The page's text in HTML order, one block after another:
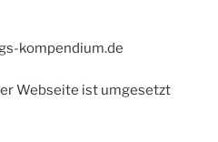
kompendium.de
Webseite ist umgesetzt